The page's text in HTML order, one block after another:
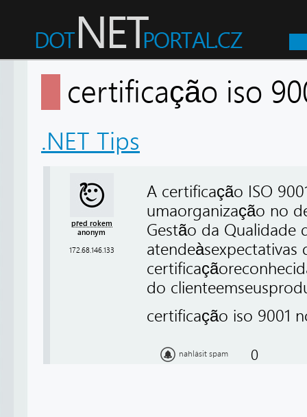
certificação iso
.NET Tips
před rokem
anonym
172.68.146.133
A certificação ISO
umaorganização no
Gestão da Qualidade
atendeàsexpectativas
do
certificação iso 9001
nahlásit spam 0